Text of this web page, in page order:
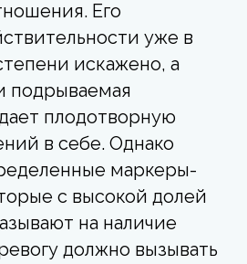
Его
уже в
искажено, а
подрываемая
плодотворную
в себе. Однако
маркеры-
с высокой долей
на наличие
должно вызывать